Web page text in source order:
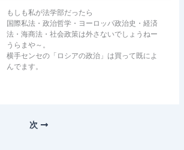
もしも私が法学部だったら
国際私法・政治哲学・ヨーロッパ政治史・経済
法・海商法・社会政策は外さないでしょうねー
うらまや～。
横手センセの「ロシアの政治」は買って既によ
んでます。
次